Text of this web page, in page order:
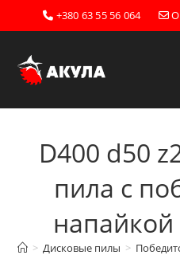
Перейти
к
+380 63 55 56 064
D400 d50
пила с
> Дисковые пилы >